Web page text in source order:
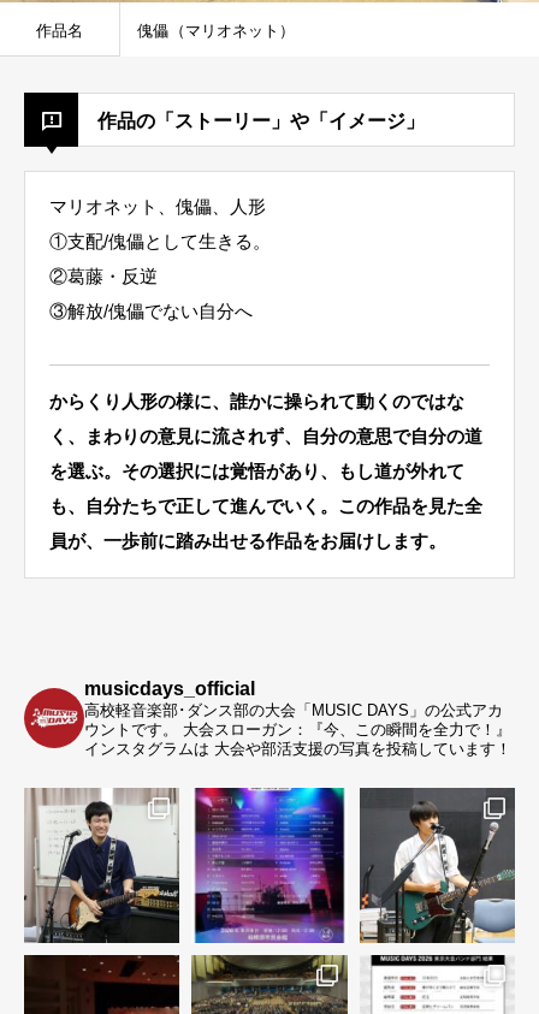
作品名 傀儡（マリオネット）
作品の「ストーリー」や「イメージ」
マリオネット、傀儡、人形
①支配/傀儡として生きる。
②葛藤・反逆
③解放/傀儡でない自分へ
からくり人形の様に、誰かに操られて動くのではな
く、まわりの意見に流されず、自分の意思で自分の道
を選ぶ。その選択には覚悟があり、もし道が外れて
も、自分たちで正して進んでいく。この作品を見た全
員が、一歩前に踏み出せる作品をお届けします。
musicdays_official
高校軽音楽部･ダンス部の大会「MUSIC DAYS」の公式アカ
ウントです。
大会スローガン：『今、この瞬間を全力で！』
インスタグラムは 大会や部活支援の写真を投稿しています！